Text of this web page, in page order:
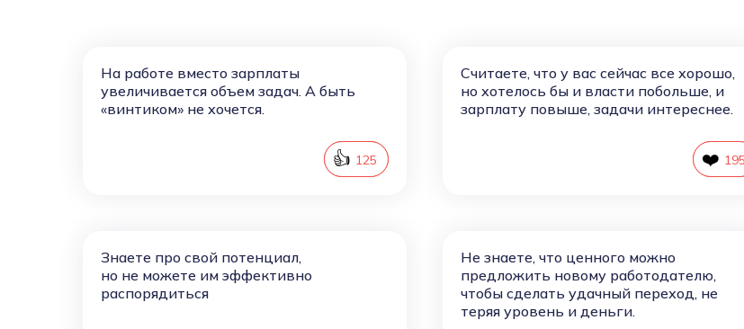
На работе вместо зарплаты
увеличивается объем задач. А быть
«винтиком» не хочется.
Считаете, что у вас сейчас все хорошо,
но хотелось бы и власти побольше, и
зарплату повыше, задачи интереснее.
Не знаете, что ценного можно
предложить новому работодателю,
чтобы сделать удачный переход, не
теряя уровень и деньги.
Знаете про свой потенциал,
но не можете им эффективно
распорядиться
126
👍 125 196
❤️ 195